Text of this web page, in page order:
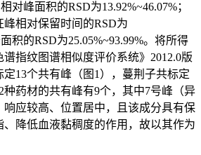
对峰面积的RSD为13.92%~46.07%；
相对保留时间的RSD为
积的RSD为25.05%~93.99%。将所得
指纹图谱相似度评价系统》2012.0版
13个共有峰（图1），蔓荆子共标定
种药材的共有峰有9个，其中7号峰（异
应较高、位置居中，且该成分具有保
降低血液黏稠度的作用，故以其作为